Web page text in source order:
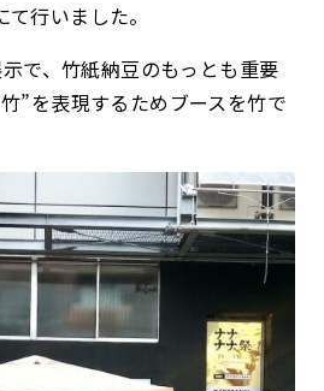
行いました。
で、竹紙納豆のもっとも重要
”を表現するためブースを竹で